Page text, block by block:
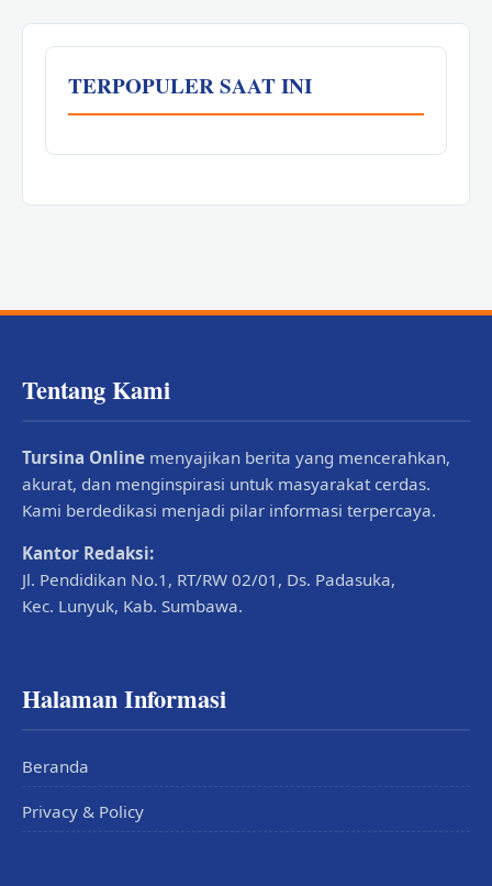
TERPOPULER SAAT INI
Tentang Kami
Tursina Online menyajikan berita yang mencerahkan,
akurat, dan menginspirasi untuk masyarakat cerdas.
Kami berdedikasi menjadi pilar informasi terpercaya.
Kantor Redaksi:
Jl. Pendidikan No.1, RT/RW 02/01, Ds. Padasuka,
Kec. Lunyuk, Kab. Sumbawa.
Halaman Informasi
Beranda
Privacy & Policy